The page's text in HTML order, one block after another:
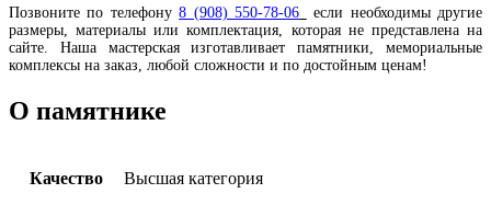
Позвоните по телефону8 (908) 550-78-06
если необходимы другие
размеры, материалы или комплектация, которая не представлена на
сайте. Наша мастерская изготавливает памятники, мемориальные
комплексы на заказ, любой сложности и по достойным ценам!
О памятнике
Качество Высшая категория